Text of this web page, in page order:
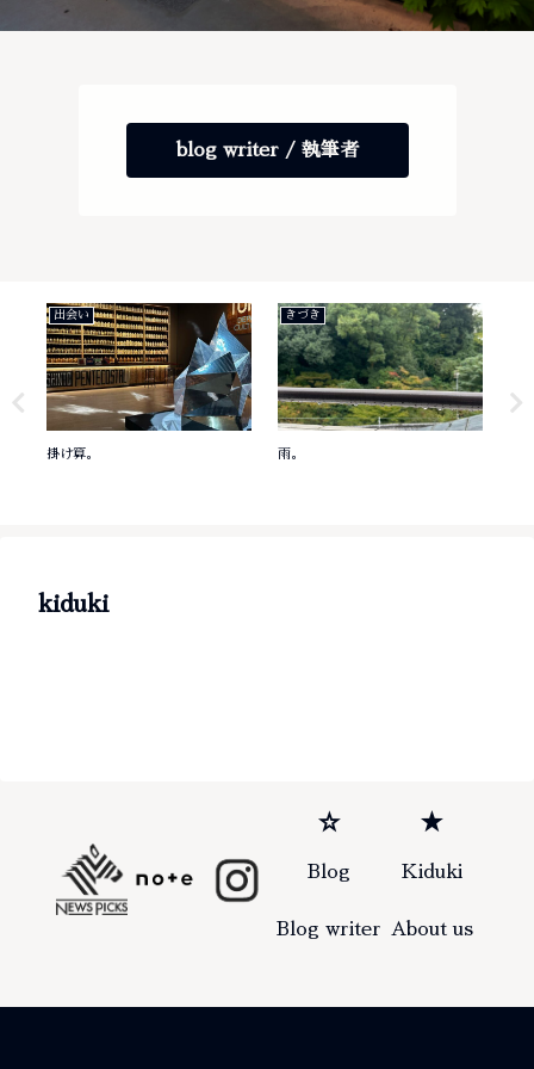
blog writer / 執筆者
出会い
掛け算。
きづき
雨。
kiduki
☆
Blog
Blog writer
★
Kiduki
About us